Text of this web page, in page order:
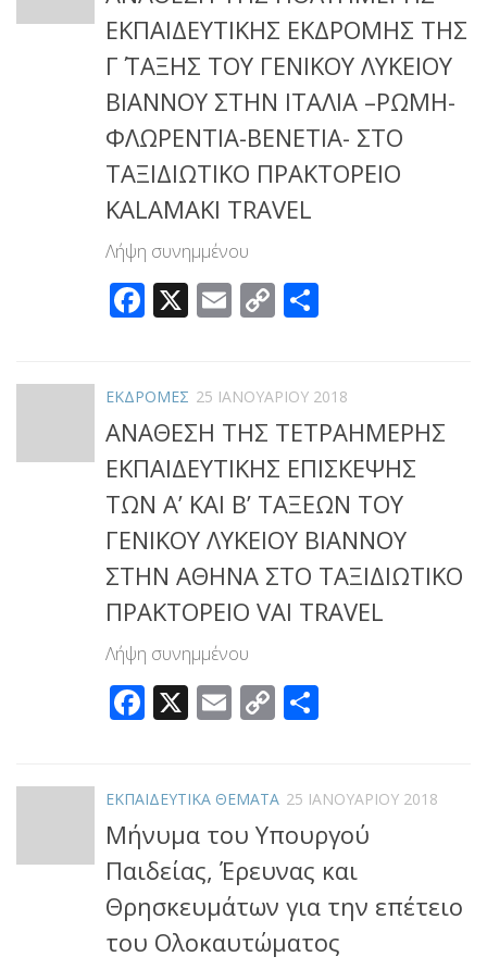
ΕΚΠΑΙΔΕΥΤΙΚΗΣ ΕΚΔΡΟΜΗΣ ΤΗΣ
Γ΄ ΤΑΞΗΣ ΤΟΥ ΓΕΝΙΚΟΥ ΛΥΚΕΙΟΥ
ΒΙΑΝΝΟΥ ΣΤΗΝ IΤΑΛΙΑ –ΡΩΜΗ-
ΦΛΩΡΕΝΤΙΑ-ΒΕΝΕΤΙΑ- ΣΤΟ
ΤΑΞΙΔΙΩΤΙΚΟ ΠΡΑΚΤΟΡΕΙΟ
KALAMAKI TRAVEL
Λήψη συνημμένου
Facebook
X Email
Copy
ΕΚΔΡΟΜΕΣ 25 ΙΑΝΟΥΑΡΊΟΥ 2018
ΑΝΑΘΕΣΗ ΤΗΣ ΤΕΤΡΑΗΜΕΡΗΣ
ΕΚΠΑΙΔΕΥΤΙΚΗΣ ΕΠΙΣΚΕΨΗΣ
ΤΩΝ Α’ ΚΑΙ Β’ ΤΑΞΕΩΝ ΤΟΥ
ΓΕΝΙΚΟΥ ΛΥΚΕΙΟΥ ΒΙΑΝΝΟΥ
ΣΤΗΝ ΑΘΗΝΑ ΣΤΟ ΤΑΞΙΔΙΩΤΙΚΟ
ΠΡΑΚΤΟΡΕΙΟ VAI TRAVEL
Λήψη συνημμένου
Facebook
X Email
Copy
ΕΚΠΑΙΔΕΥΤΙΚΑ ΘΕΜΑΤΑ 25 ΙΑΝΟΥΑΡΊΟΥ 2018
Μήνυμα του Υπουργού
Παιδείας, Έρευνας και
Θρησκευμάτων για την επέτειο
του Ολοκαυτώματος